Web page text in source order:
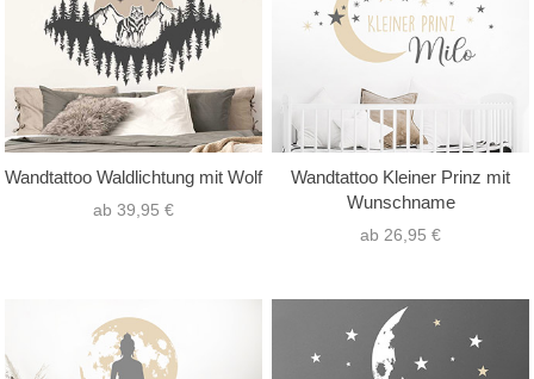
Wandtattoo Waldlichtung mit Wolf
ab 39,95 €
Wandtattoo Kleiner Prinz mit
Wunschname
ab 26,95 €